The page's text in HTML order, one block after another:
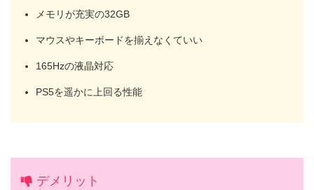
メモリが充実の32GB
マウスやキーボードを揃えなくていい
165Hzの液晶対応
PS5を遥かに上回る性能
デメリット